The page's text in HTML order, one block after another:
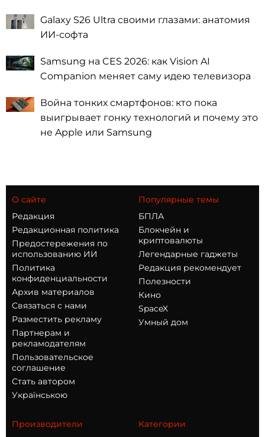
Galaxy S26 Ultra своими глазами: анатомия
ИИ-софта
Samsung на CES 2026: как Vision AI
Companion меняет саму идею телевизора
Война тонких смартфонов: кто пока
выигрывает гонку технологий и почему это
не Apple или Samsung
О сайте
Редакция
Редакционная политика
Предостережения по
использованию ИИ
Политика
конфиденциальности
Архив материалов
Связаться с нами
Разместить рекламу
Партнерам и
рекламодателям
Пользовательское
соглашение
Стать автором
Українською
Популярные темы
БПЛА
Блокчейн и
криптовалюты
Легендарные гаджеты
Редакция рекомендует
Полезности
Кино
SpaceX
Умный дом
Производители
Категории